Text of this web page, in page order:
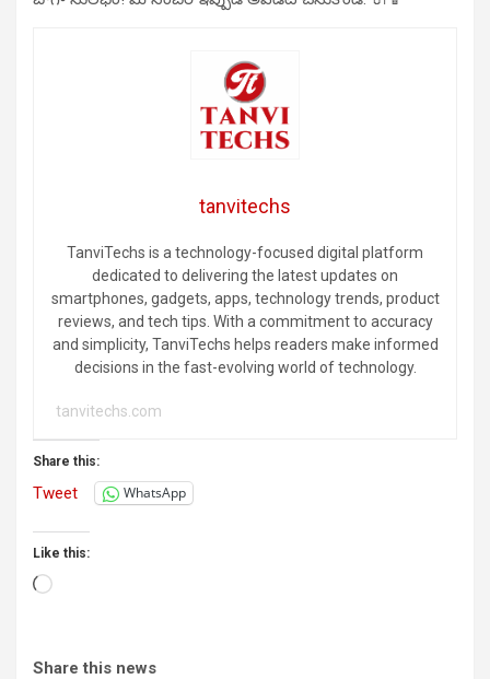
tanvitechs
TanviTechs is a technology-focused digital platform
dedicated to delivering the latest updates on
smartphones, gadgets, apps, technology trends, product
reviews, and tech tips. With a commitment to accuracy
and simplicity, TanviTechs helps readers make informed
decisions in the fast-evolving world of technology.
tanvitechs.com
Share this:
Tweet WhatsApp
Like this:
Loading…
Share this news